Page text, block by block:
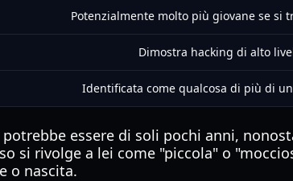
Potenzialmente molto più giovane se si
Dimostra hacking di alto
Identificata come qualcosa di più di
essere di soli pochi anni,
si rivolge a lei come "piccola" o
o nascita.